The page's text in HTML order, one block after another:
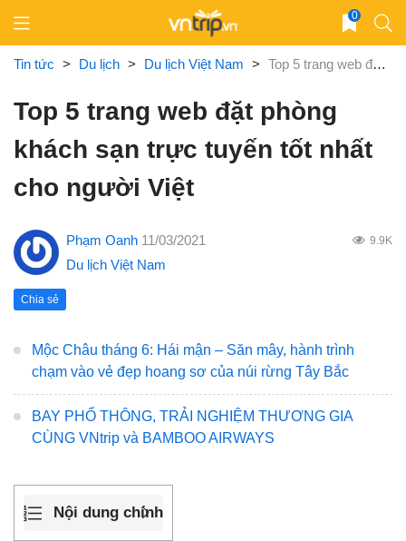
content
0
Tin tức > Du lịch > Du lịch Việt Nam > Top 5 trang web đặt phòng khách sạn trực tuyến tốt nhất cho người Việt
Top 5 trang web đặt phòng
khách sạn trực tuyến tốt nhất
cho người Việt
Phạm Oanh 11/03/2021 9.9K
Du lịch Việt Nam
Chia sẻ
Mộc Châu tháng 6: Hái mận – Săn mây, hành trình
chạm vào vẻ đẹp hoang sơ của núi rừng Tây Bắc
BAY PHỔ THÔNG, TRẢI NGHIỆM THƯƠNG GIA
CÙNG VNtrip và BAMBOO AIRWAYS
Nội dung chính